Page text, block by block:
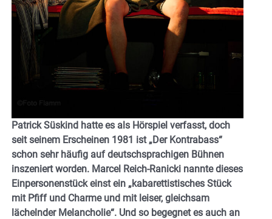
Patrick Süskind hatte es als Hörspiel verfasst, doch
seit seinem Erscheinen 1981 ist „Der Kontrabass“
schon sehr häufig auf deutschsprachigen Bühnen
inszeniert worden. Marcel Reich-Ranicki nannte dieses
Einpersonenstück einst ein „kabarettistisches Stück
mit Pfiff und Charme und mit leiser, gleichsam
lächelnder Melancholie“. Und so begegnet es auch an